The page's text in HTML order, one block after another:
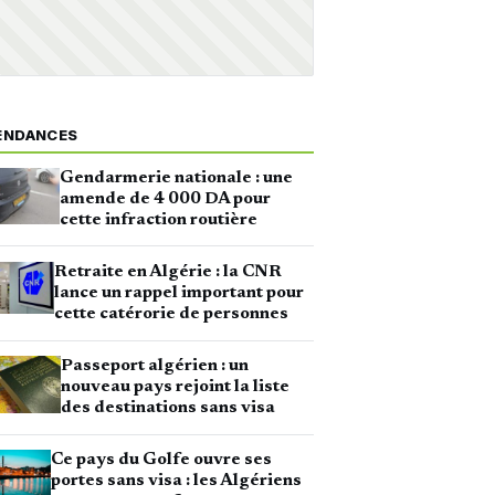
Gendarmerie nationale : une
amende de 4 000 DA pour
cette infraction routière
Retraite en Algérie : la CNR
lance un rappel important pour
cette catérorie de personnes
Passeport algérien : un
nouveau pays rejoint la liste
des destinations sans visa
Ce pays du Golfe ouvre ses
portes sans visa : les Algériens